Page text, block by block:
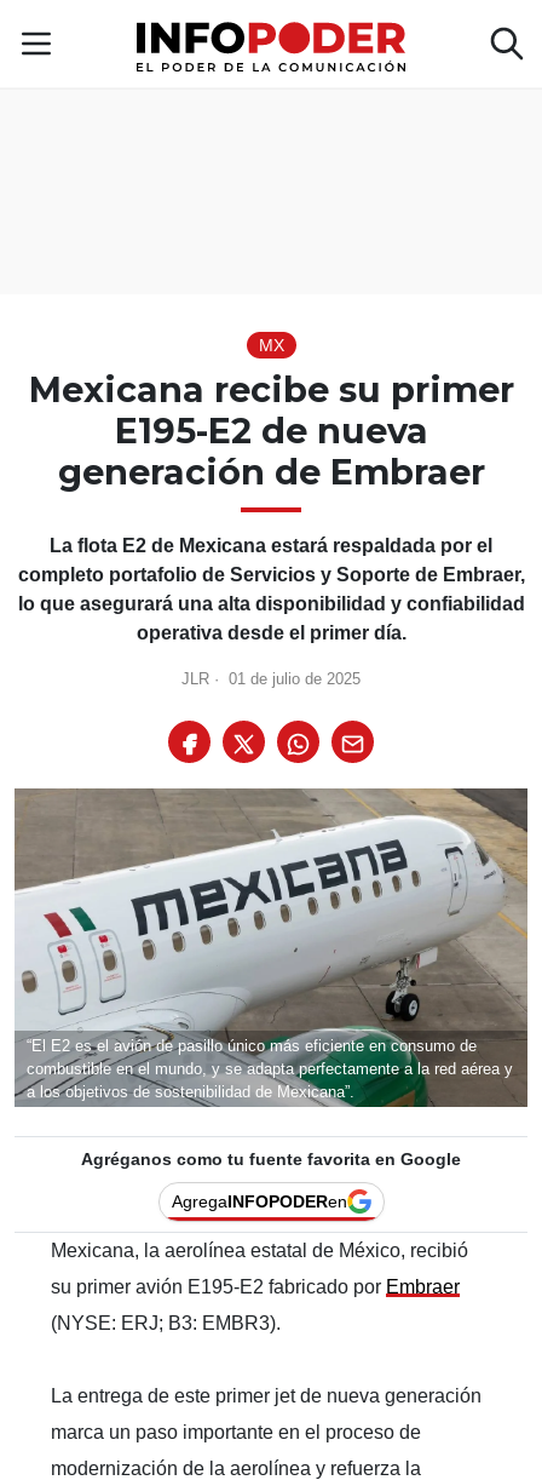
MX
Mexicana recibe su primer
E195-E2 de nueva
generación de Embraer
La flota E2 de Mexicana estará respaldada por el
completo portafolio de Servicios y Soporte de Embraer,
lo que asegurará una alta disponibilidad y confiabilidad
operativa desde el primer día.
JLR · 01 de julio de 2025
“El E2 es el avión de pasillo único más eficiente en consumo de
combustible en el mundo, y se adapta perfectamente a la red aérea y
a los objetivos de sostenibilidad de Mexicana”.
Agréganos como tu fuente favorita en Google
AgregaINFOPODERen
Mexicana, la aerolínea estatal de México, recibió
su primer avión E195-E2 fabricado por Embraer
(NYSE: ERJ; B3: EMBR3).
La entrega de este primer jet de nueva generación
marca un paso importante en el proceso de
modernización de la aerolínea y refuerza la